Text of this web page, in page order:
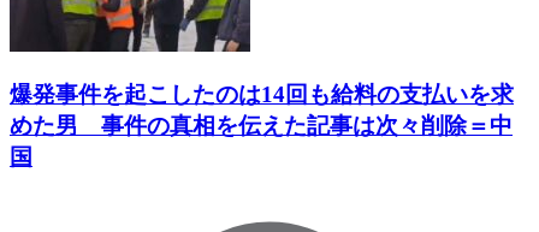
爆発事件を起こしたのは14回も給料の支払いを求
めた男 事件の真相を伝えた記事は次々削除＝中
国